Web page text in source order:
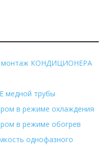
монтаж КОНДИЦИОНЕРА
трубы
в режиме охлаждения
в режиме обогрев
однофазного